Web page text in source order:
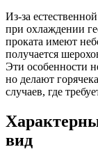
Из-за
при охлаждении
проката имеют
получается
Эти особенности
но делают
случаев, где
вид